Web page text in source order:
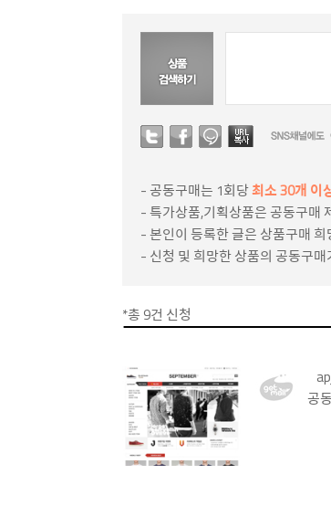
- 공동구매는 1회당최소 30개 이
- 특가상품,기획상품은 공동구매
- 본인이 등록한 글은 상품구매
- 신청 및 희망한 상품의 공동구
*총 9건 신청
공